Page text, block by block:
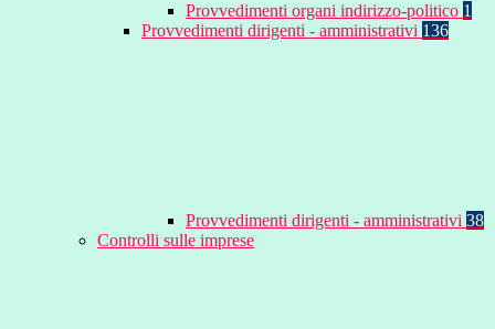
Provvedimenti organi indirizzo-politico 1
Provvedimenti dirigenti - amministrativi 136
Provvedimenti dirigenti - amministrativi 38
Controlli sulle imprese